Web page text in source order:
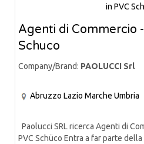
Agenti di Commercio
Schuco
Company/Brand: PAOLUCCI Srl
Abruzzo Lazio Marche Umbria
Paolucci SRL ricerca Agenti di
PVC Schüco Entra a far parte